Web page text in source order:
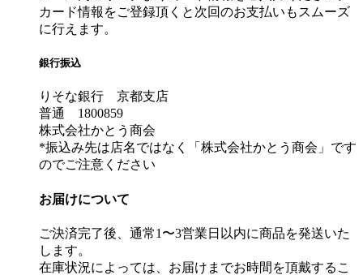
カード情報をご登録頂くと次回のお支払いもスムーズ
に行えます。
銀行振込
りそな銀行 京都支店
普通 1800859
株式会社かとう商会
*振込み先は店名ではなく「株式会社かとう商会」です
のでご注意ください
お届けについて
ご決済完了後、通常1〜3営業日以内に商品を発送いた
します。
在庫状況によっては、お届けまでお時間を頂戴するこ